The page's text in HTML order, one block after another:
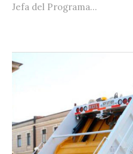
Jefa del Programa...